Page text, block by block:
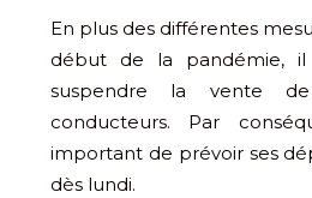
En plus des différentes
début de la pandémie,
suspendre la vente
conducteurs. Par
important de prévoir ses
dès lundi.